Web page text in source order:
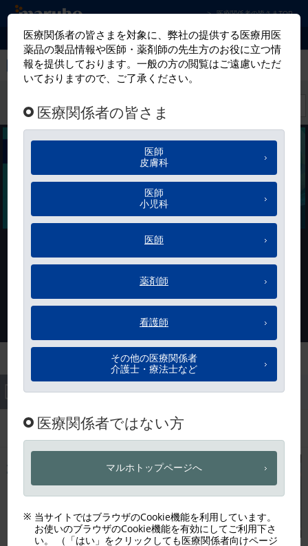
マルホ株式会社 皮膚科学領域での卓越した
医療関係者の皆さまTOP
米国皮膚科学会（American Academy of Dermatology：AAD）の
医学生涯教育プログラムの1つである『Question of the Week』か
ら厳選した問題（日本語版）を毎月1問お届けします。
The Content is owned by and licensed with the permission of the American
Academy of Dermatology (“AAD”) for personal educational use only. The
Content may not be distributed in whole or in part to any third parties without
the Content by AAD does not constitute or imply any endorsement of any
company and/or any of its goods, services or written work product.
…Detail ∨
免責事項
問題
Question 16
この患者が発症するリスクが最も
高い疾患・症状は何ですか？